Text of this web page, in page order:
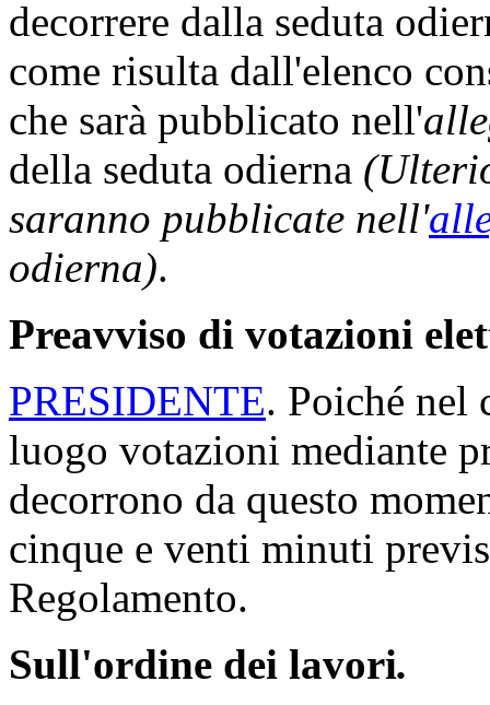
decorrere dalla seduta
come risulta dall'elenco
che sarà pubblicato nell'
della seduta odierna
saranno pubblicate nell'
odierna).
Preavviso di votazioni
PRESIDENTE. Poiché nel
luogo votazioni mediante
decorrono da questo
cinque e venti minuti
Regolamento.
Sull'ordine dei lavori.